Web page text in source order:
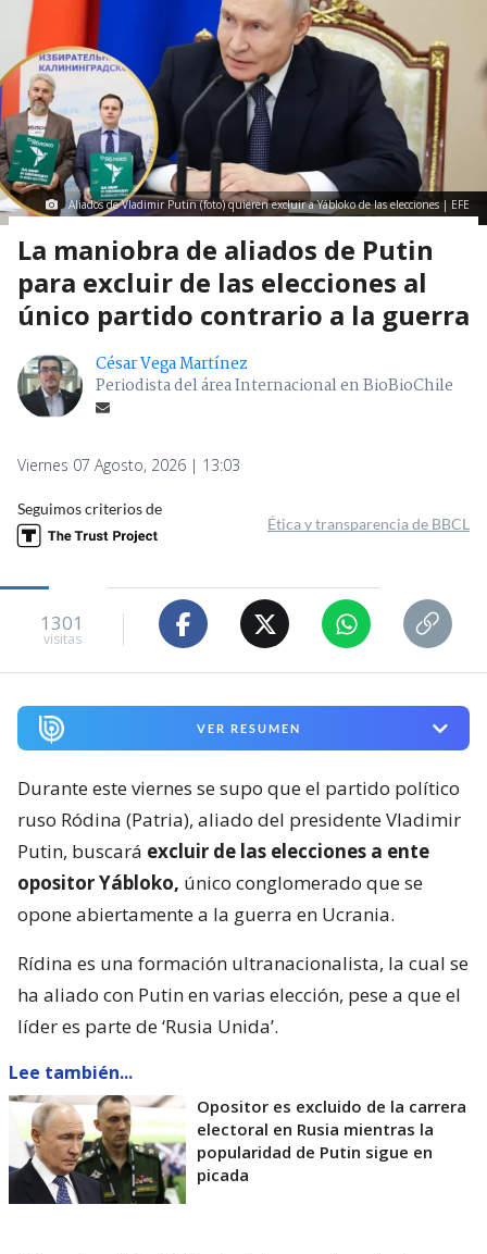
Aliados de Vladimir Putin (foto) quieren excluir a Yábloko de las elecciones | EFE
La maniobra de aliados de Putin
para excluir de las elecciones al
único partido contrario a la guerra
César Vega Martínez
Periodista del área Internacional en BioBioChile
Viernes 07 Agosto, 2026 | 13:03
Seguimos criterios de
Ética y transparencia de BBCL
1301
visitas
VER RESUMEN
Durante este viernes se supo que el partido político
ruso Ródina (Patria), aliado del presidente Vladimir
Putin, buscará excluir de las elecciones a ente
opositor Yábloko, único conglomerado que se
opone abiertamente a la guerra en Ucrania.
Rídina es una formación ultranacionalista, la cual se
ha aliado con Putin en varias elección, pese a que el
líder es parte de ‘Rusia Unida’.
Lee también...
Opositor es excluido de la carrera
electoral en Rusia mientras la
popularidad de Putin sigue en
picada